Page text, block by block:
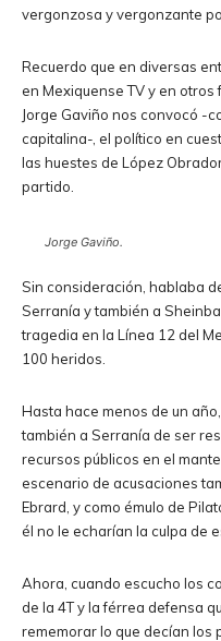
vergonzosa y vergonzante
Recuerdo que en diversas
en Mexiquense TV y en
Jorge Gaviño nos convocó -
capitalina-, el político en
las huestes de López
partido.
Jorge Gaviño.
Sin consideración, hablaba
Serranía y también a
tragedia en la Línea 12 del
100 heridos.
Hasta hace menos de un
también a Serranía de ser
recursos públicos en el
escenario de acusaciones
Ebrard, y como émulo de
él no le echarían la culpa de
Ahora, cuando escucho los
de la 4T y la férrea defensa
rememorar lo que decían los